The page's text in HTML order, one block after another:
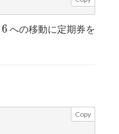
6
6 への移動に定期券を
Copy